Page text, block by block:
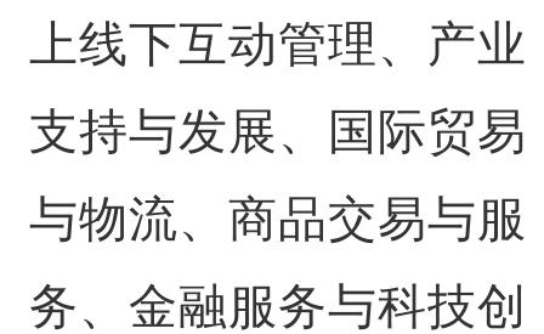
上线下互动管理、产业
支持与发展、国际贸易
与物流、商品交易与服
务、金融服务与科技创